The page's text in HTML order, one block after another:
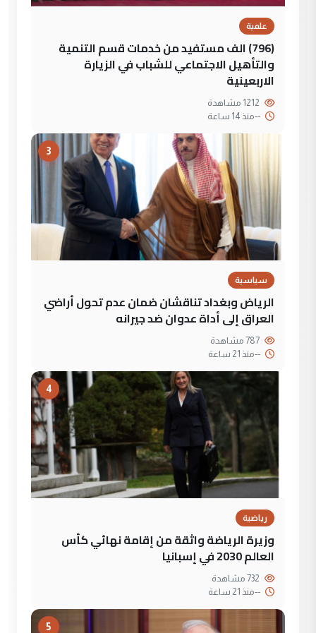
علمية
(796) الف مستفيد من خدمات قسم التنمية
والتأهيل الاجتماعي للشباب في الزيارة
الاربعينية
--منذ 14 ساعة
3
سياسية
الرياض وبغداد تناقشان ضمان عدم تحول أراضي
العراق إلى أداة عدوان ضد جيرانه
--منذ 21 ساعة
4
رياضية
وزيرة الرياضة واثقة من إقامة نهائي كأس
العالم 2030 في إسبانيا
--منذ 21 ساعة
5